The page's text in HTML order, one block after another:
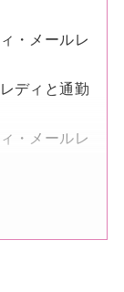
・メールレ
ディと通勤
・メールレ